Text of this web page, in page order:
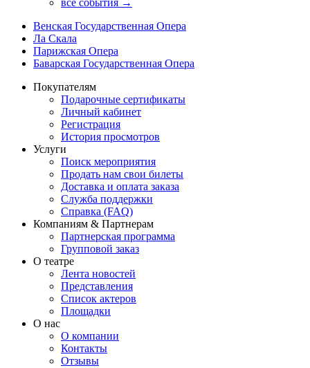
все события →
Венская Государственная Опера
Ла Скала
Парижская Опера
Баварская Государственная Опера
Покупателям
Подарочные сертификаты
Личный кабинет
Регистрация
История просмотров
Услуги
Поиск мероприятия
Продать нам свои билеты
Доставка и оплата заказа
Служба поддержки
Справка (FAQ)
Компаниям & Партнерам
Партнерская программа
Групповой заказ
О театре
Лента новостей
Представления
Список актеров
Площадки
О нас
О компании
Контакты
Отзывы